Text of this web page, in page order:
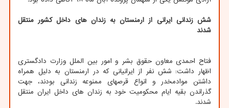
شش زندانی ایرانی از ارمنستان به زندان های داخل کشور منتقل
شدند
فتاح احمدی معاون حقوق بشر و امور بین الملل وزارت دادگستری
اظهار داشت: شش نفر از ایرانیانی که در ارمنستان به دلیل همراه
داشتن موادمخدر و انواع قرص‎های ممنوعه زندانی بودند، جهت
گذراندن بقیه ایام محکومیت خود به زندان های داخل ایران منتقل
شدند.